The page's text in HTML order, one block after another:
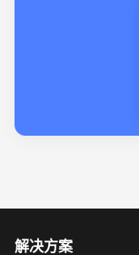
解决方案